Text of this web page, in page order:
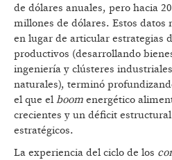
de dólares anuales, pero hacia
millones de dólares. Estos datos
en lugar de articular estrategias
productivos (desarrollando
ingeniería y clústeres
naturales), terminó
el que el boom energético
crecientes y un déficit
estratégicos.
La experiencia del ciclo de los